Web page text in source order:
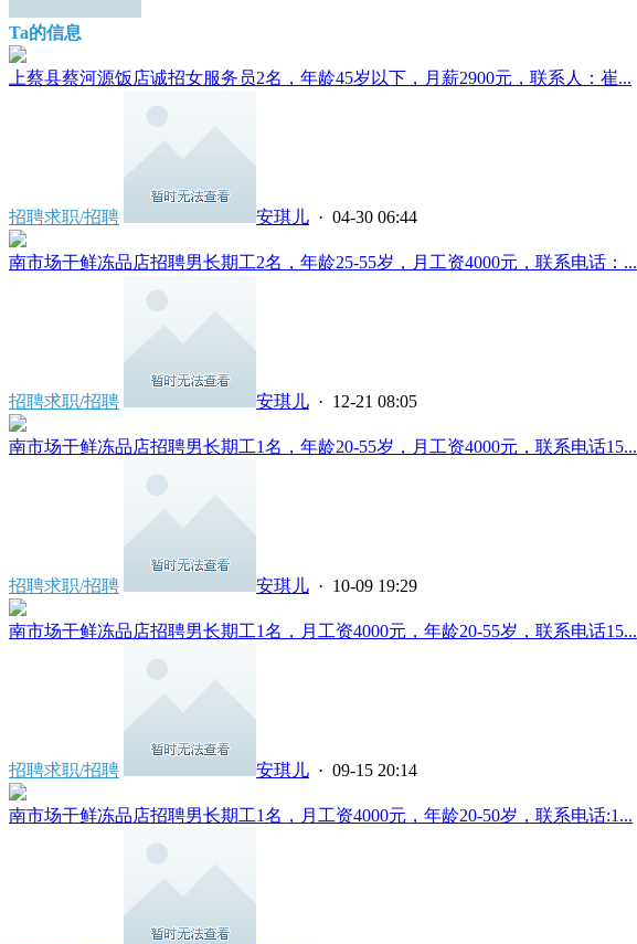
Ta的信息
上蔡县蔡河源饭店诚招女服务员2名，年龄45岁以下，月薪2900元，联系人：崔...
招聘求职/招聘 安琪儿 · 04-30 06:44
南市场干鲜冻品店招聘男长期工2名，年龄25-55岁，月工资4000元，联系电话：...
招聘求职/招聘 安琪儿 · 12-21 08:05
南市场干鲜冻品店招聘男长期工1名，年龄20-55岁，月工资4000元，联系电话15...
招聘求职/招聘 安琪儿 · 10-09 19:29
南市场干鲜冻品店招聘男长期工1名，月工资4000元，年龄20-55岁，联系电话15...
招聘求职/招聘 安琪儿 · 09-15 20:14
南市场干鲜冻品店招聘男长期工1名，月工资4000元，年龄20-50岁，联系电话:1...